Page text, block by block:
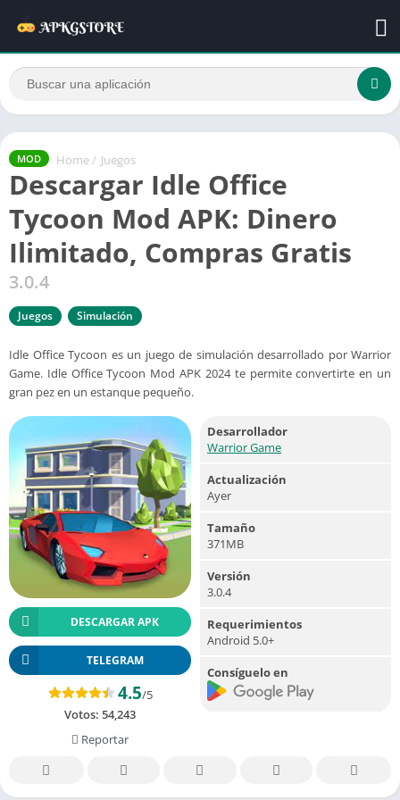
MOD Home / Juegos
Descargar Idle Office
Tycoon Mod APK: Dinero
Ilimitado, Compras Gratis
3.0.4
Juegos Simulación
Idle Office Tycoon es un juego de simulación desarrollado por Warrior
Game. Idle Office Tycoon Mod APK 2024 te permite convertirte en un
gran pez en un estanque pequeño.
DESCARGAR APK
TELEGRAM
4.5/5
Votos: 54,243
Reportar
Desarrollador
Warrior Game
Actualización
Ayer
Tamaño
371MB
Versión
3.0.4
Requerimientos
Android 5.0+
Consíguelo en